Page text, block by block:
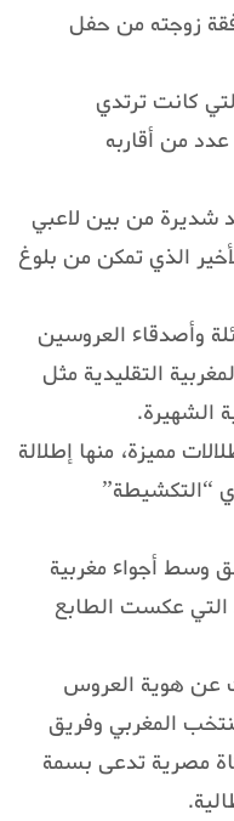
زوجته من حفل
كانت ترتدي
من أقاربه
شديرة من بين لاعبي
الذي تمكن من بلوغ
وأصدقاء العروسين
التقليدية مثل
الشهيرة.
مميزة، منها إطلالة
“التكشيطة”
وسط أجواء مغربية
التي عكست الطابع
عن هوية العروس
المغربي وفريق
مصرية تدعى بسمة